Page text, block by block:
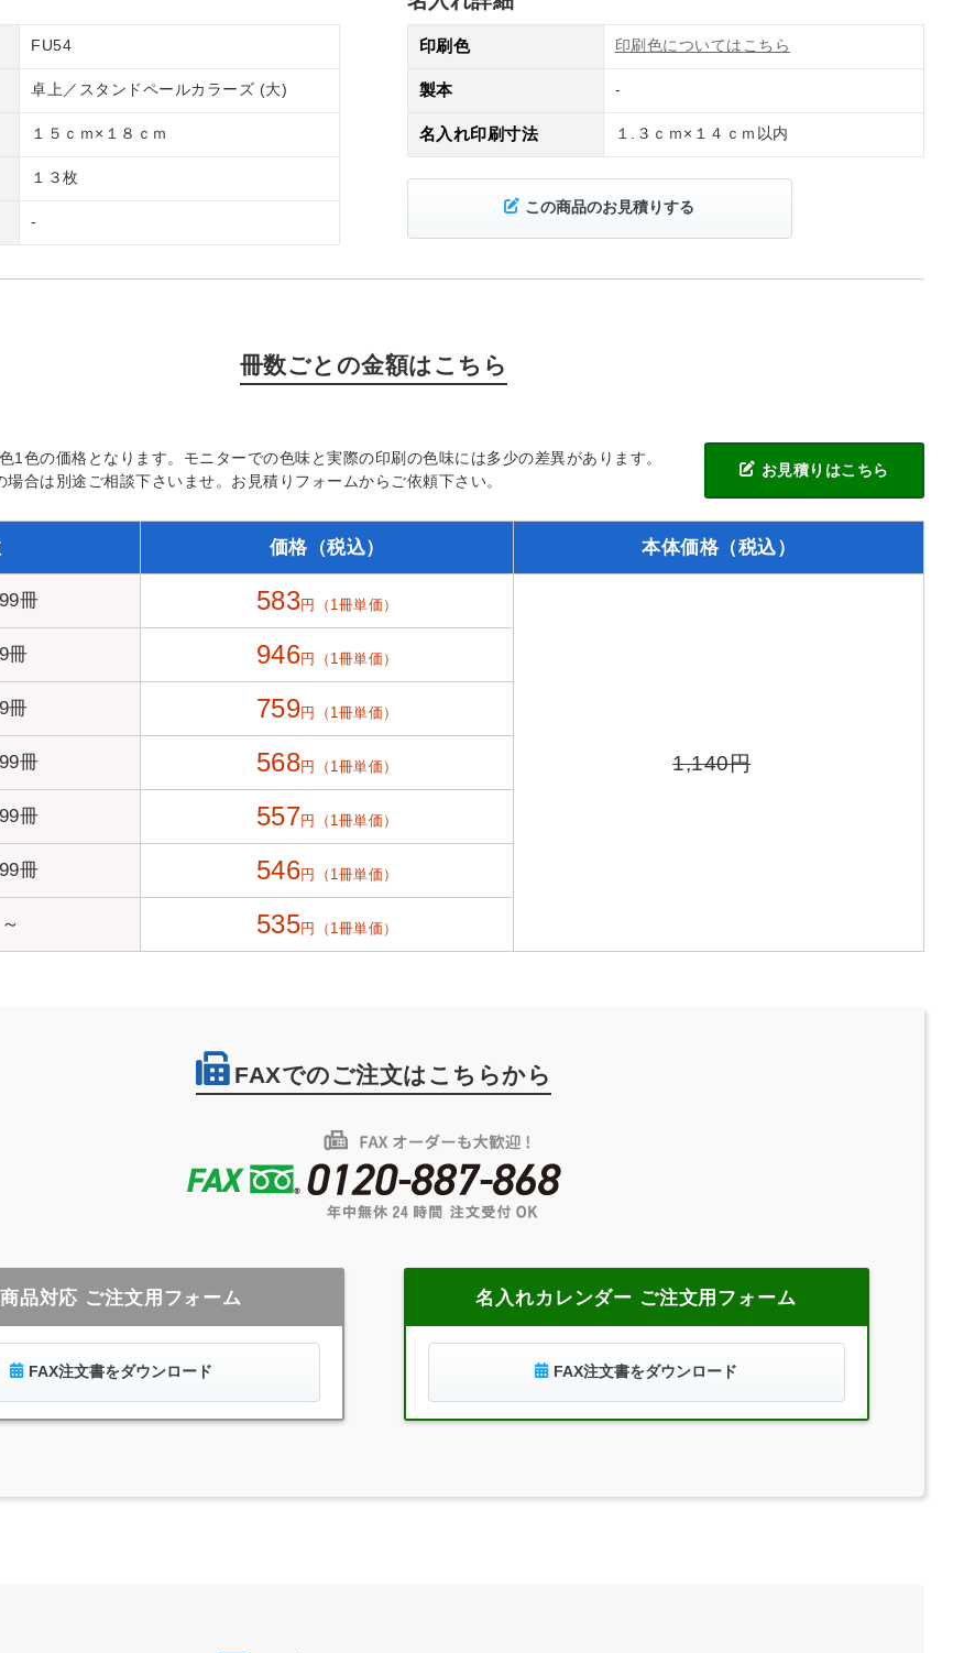
FU54
卓上／スタンドペールカラーズ (大)
１５ｃｍ×１８ｃｍ
１３枚
-
印刷色 印刷色についてはこちら
製本 -
名入れ印刷寸法 １.３ｃｍ×１４ｃｍ以内
この商品のお見積りする
冊数ごとの金額はこちら
1色の価格となります。モニターでの色味と実際の印刷の色味には多少の差異があります。
合は別途ご相談下さいませ。お見積りフォームからご依頼下さい。
お見積りはこちら
価格（税込） 本体価格（税込）
冊 583円（1冊単価）
1,140円
冊 946円（1冊単価）
冊 759円（1冊単価）
冊 568円（1冊単価）
冊 557円（1冊単価）
冊 546円（1冊単価）
535円（1冊単価）
FAXでのご注文はこちらから
品対応 ご注文用フォーム
FAX注文書をダウンロード
名入れカレンダー ご注文用フォーム
FAX注文書をダウンロード